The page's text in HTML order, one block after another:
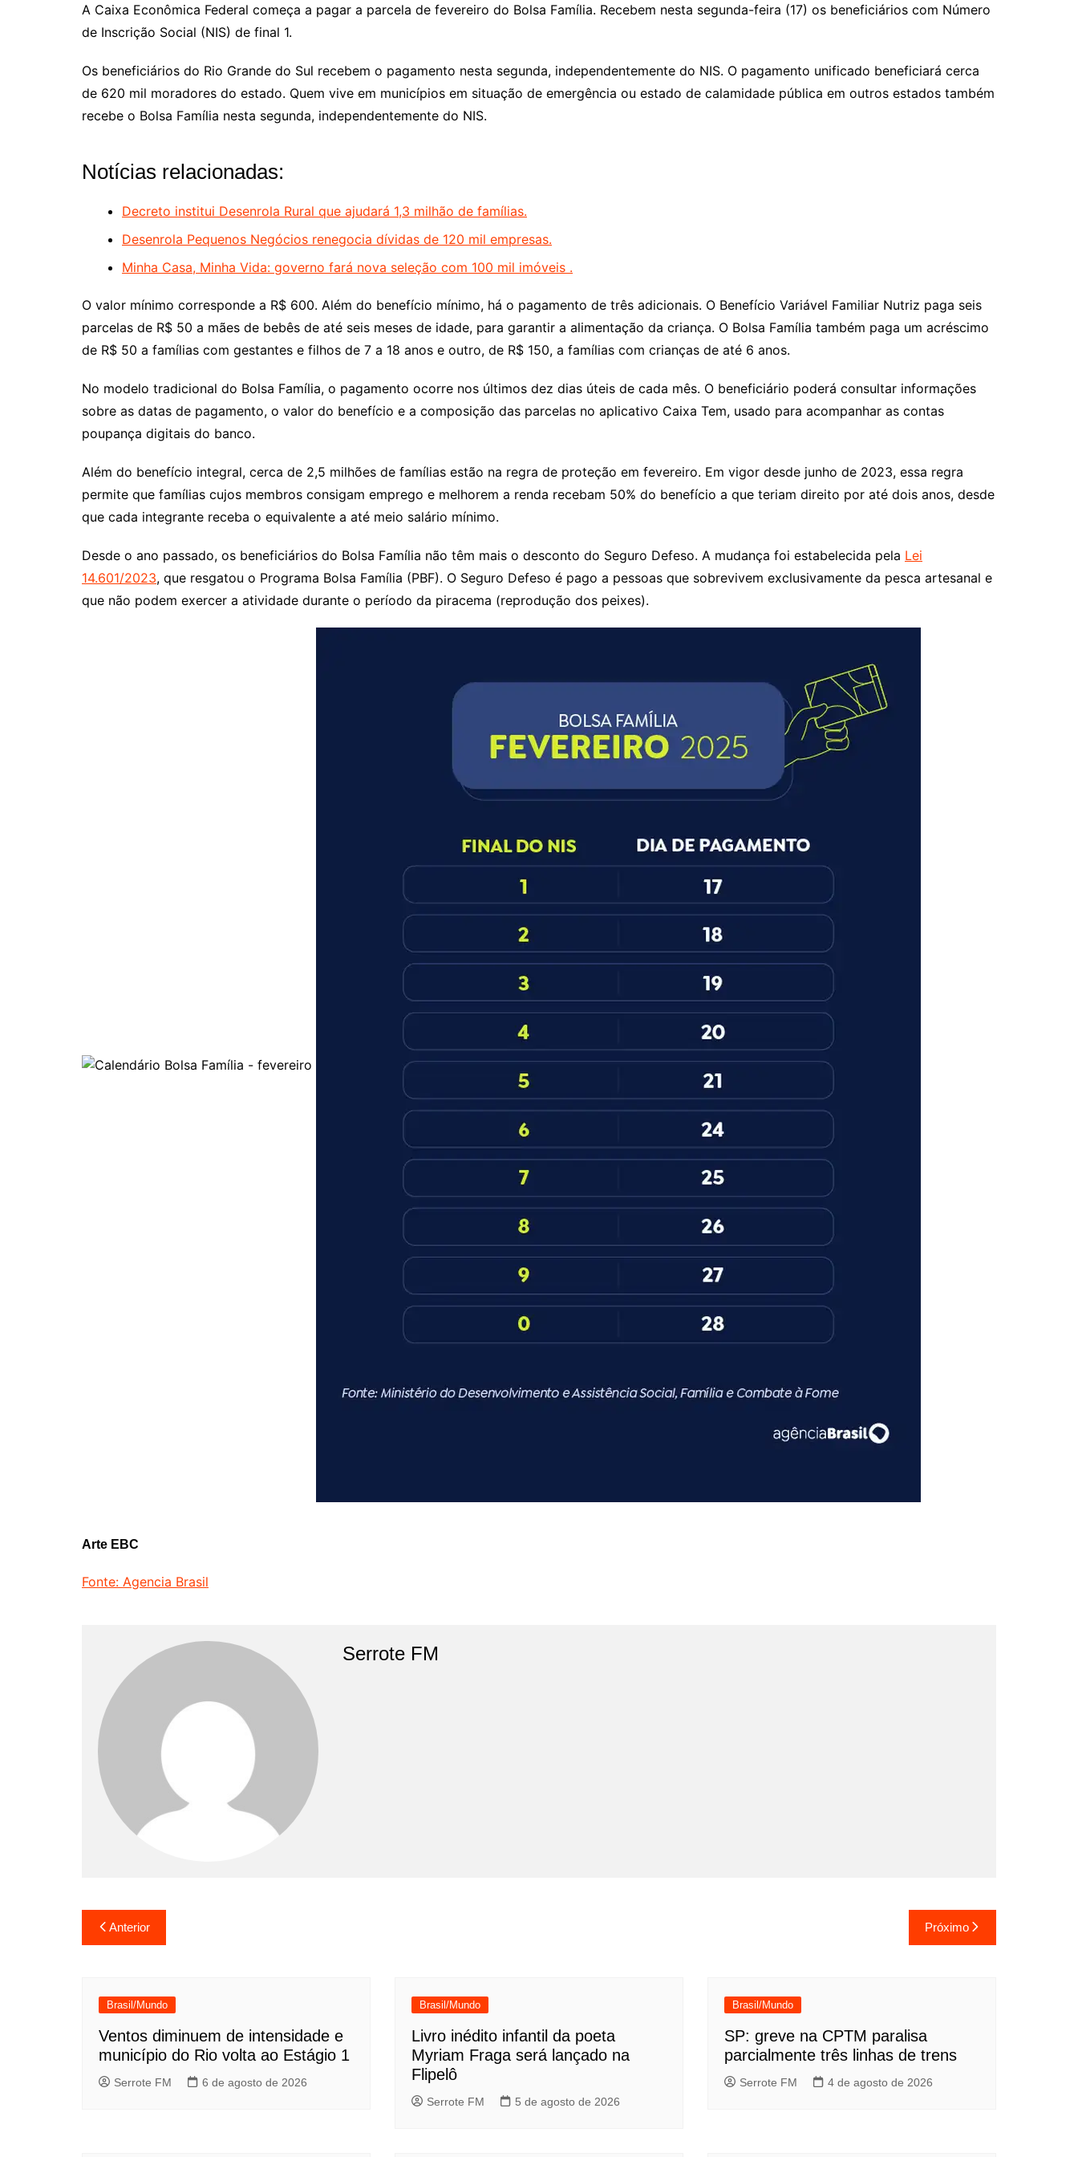
A Caixa Econômica Federal começa a pagar a parcela de fevereiro do Bolsa Família. Recebem nesta segunda-feira (17) os beneficiários com Número
de Inscrição Social (NIS) de final 1.
Os beneficiários do Rio Grande do Sul recebem o pagamento nesta segunda, independentemente do NIS. O pagamento unificado beneficiará cerca
de 620 mil moradores do estado. Quem vive em municípios em situação de emergência ou estado de calamidade pública em outros estados também
recebe o Bolsa Família nesta segunda, independentemente do NIS.
Notícias relacionadas:
Decreto institui Desenrola Rural que ajudará 1,3 milhão de famílias.
Desenrola Pequenos Negócios renegocia dívidas de 120 mil empresas.
Minha Casa, Minha Vida: governo fará nova seleção com 100 mil imóveis .
O valor mínimo corresponde a R$ 600. Além do benefício mínimo, há o pagamento de três adicionais. O Benefício Variável Familiar Nutriz paga seis
parcelas de R$ 50 a mães de bebês de até seis meses de idade, para garantir a alimentação da criança. O Bolsa Família também paga um acréscimo
de R$ 50 a famílias com gestantes e filhos de 7 a 18 anos e outro, de R$ 150, a famílias com crianças de até 6 anos.
No modelo tradicional do Bolsa Família, o pagamento ocorre nos últimos dez dias úteis de cada mês. O beneficiário poderá consultar informações
sobre as datas de pagamento, o valor do benefício e a composição das parcelas no aplicativo Caixa Tem, usado para acompanhar as contas
poupança digitais do banco.
Além do benefício integral, cerca de 2,5 milhões de famílias estão na regra de proteção em fevereiro. Em vigor desde junho de 2023, essa regra
permite que famílias cujos membros consigam emprego e melhorem a renda recebam 50% do benefício a que teriam direito por até dois anos, desde
que cada integrante receba o equivalente a até meio salário mínimo.
Desde o ano passado, os beneficiários do Bolsa Família não têm mais o desconto do Seguro Defeso. A mudança foi estabelecida pela Lei
14.601/2023, que resgatou o Programa Bolsa Família (PBF). O Seguro Defeso é pago a pessoas que sobrevivem exclusivamente da pesca artesanal e
que não podem exercer a atividade durante o período da piracema (reprodução dos peixes).
Arte EBC
Fonte: Agencia Brasil
Serrote FM
Navegação
de
Anterior Próximo
Brasil/Mundo
Ventos diminuem de intensidade e
município do Rio volta ao Estágio 1
Serrote FM 6 de agosto de 2026
Brasil/Mundo
Livro inédito infantil da poeta
Myriam Fraga será lançado na
Flipelô
Serrote FM 5 de agosto de 2026
Brasil/Mundo
SP: greve na CPTM paralisa
parcialmente três linhas de trens
Serrote FM 4 de agosto de 2026